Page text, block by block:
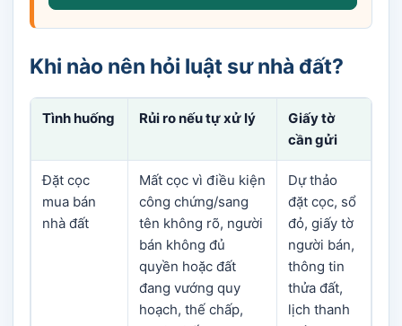
Khi nào nên hỏi luật sư nhà đất?
Tình huống Rủi ro nếu tự xử lý
Giấy tờ
cần gửi
Đặt cọc
mua bán
nhà đất
Mất cọc vì điều kiện
công chứng/sang
tên không rõ, người
bán không đủ
quyền hoặc đất
đang vướng quy
hoạch, thế chấp,
Dự thảo
đặt cọc, sổ
đỏ, giấy tờ
người bán,
thông tin
thửa đất,
lịch thanh